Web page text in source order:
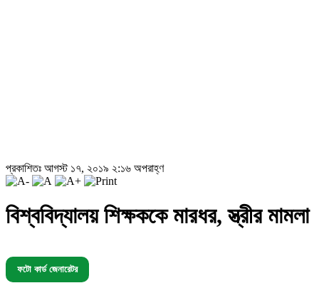
প্রকাশিতঃ আগস্ট ১৭, ২০১৯ ২:১৬ অপরাহ্ণ
বিশ্ববিদ্যালয় শিক্ষককে মারধর, স্ত্রীর মামলা
ফটো কার্ড জেনারেটর